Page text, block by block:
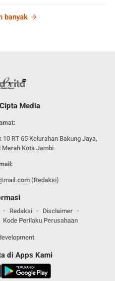
banyak
Media
RT 65 Kelurahan Bakung Jaya,
Merah Kota Jambi
(Redaksi)
Redaksi
Disclaimer
Kode Perilaku Perusahaan
di Apps Kami